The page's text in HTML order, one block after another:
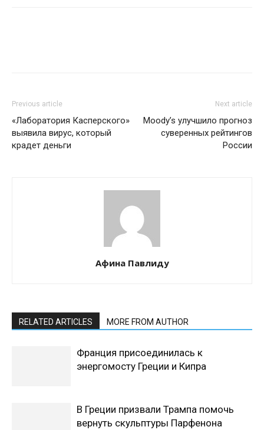
Previous article
«Лаборатория Касперского»
выявила вирус, который
крадет деньги
Next article
Moody’s улучшило прогноз
суверенных рейтингов
России
Афина Павлиду
RELATED ARTICLES MORE FROM AUTHOR
Франция присоединилась к
энергомосту Греции и Кипра
В Греции призвали Трампа помочь
вернуть скульптуры Парфенона